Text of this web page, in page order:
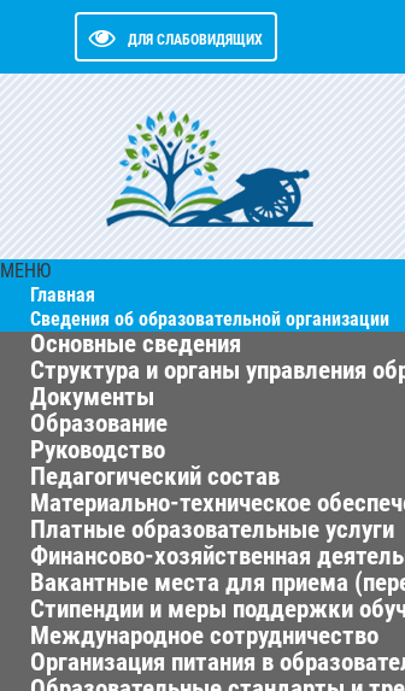
ДЛЯ СЛАБОВИДЯЩИХ
МЕНЮ
Главная
Сведения об образовательной организации
Основные сведения
Структура и органы управления
Документы
Образование
Руководство
Педагогический состав
Материально-техническое
Платные образовательные услуги
Финансово-хозяйственная
Вакантные места для приема
Стипендии и меры поддержки
Международное сотрудничество
Организация питания в